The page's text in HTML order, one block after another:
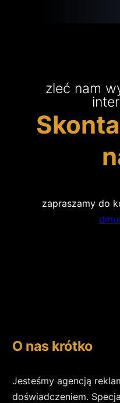
zleć nam
zapraszamy do
O nas krótko
Jesteśmy agencją
doświadczeniem.